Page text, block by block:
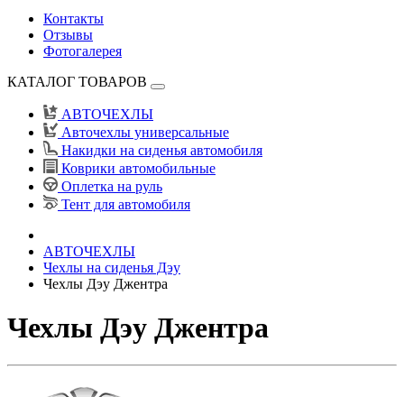
Контакты
Отзывы
Фотогалерея
КАТАЛОГ ТОВАРОВ
АВТОЧЕХЛЫ
Авточехлы универсальные
Накидки на сиденья автомобиля
Коврики автомобильные
Оплетка на руль
Тент для автомобиля
АВТОЧЕХЛЫ
Чехлы на сиденья Дэу
Чехлы Дэу Джентра
Чехлы Дэу Джентра